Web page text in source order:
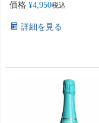
価格 ¥4,950税込
詳細を見る